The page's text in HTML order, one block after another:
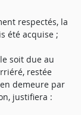
respectés, la
été acquise ;
soit due au
restée
demeure par
justifiera :